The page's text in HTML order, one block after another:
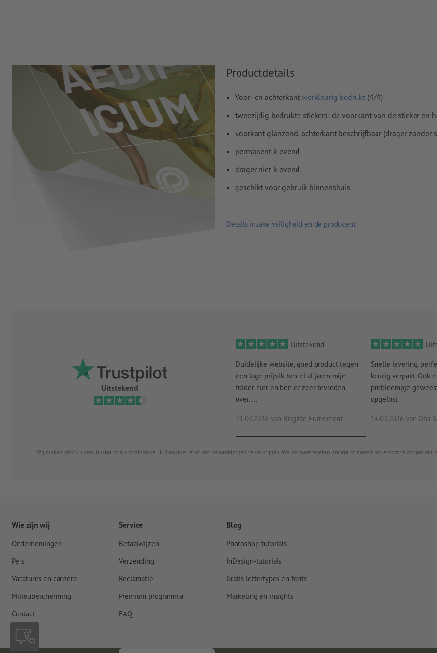
Hoe maak ik afdrukgegevens correct?
Productdetails
Voor- en achterkant vierkleurig bedrukt (4/4)
tweezijdig bedrukte stickers: de voorkant van de sticker en
voorkant glanzend, achterkant beschrijfbaar (drager zonder
permanent klevend
drager niet klevend
geschikt voor gebruik binnenshuis
Details inzake veiligheid en de producent
Uitstekend
Uitstekend
Duidelijke website, goed product tegen
een lage prijs.Ik bestel al jaren mijn
folder hier en ben er zeer tevreden
over. ...
21.07.2026 van Brigitte Furnèmont
Snelle levering,
keurig verpakt. Ook
probleempje
opgelost.
14.07.2026 van Obs
Wij maken gebruik van Trustpilot als onafhankelijk dienstverlener om beoordelingen te verkrijgen. Welke maatregelen Trustpilot neemt om ervoor te zorgen dat
Wie zijn wij
Ondernemingen
Pers
Vacatures en carrière
Milieubescherming
Contact
Service
Betaalwijzen
Verzending
Reclamatie
Premium programma
FAQ
Blog
Photoshop-tutorials
InDesign-tutorials
Gratis lettertypes en fonts
Marketing en insights